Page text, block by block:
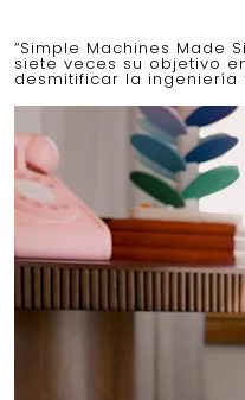
“Simple Machines Made
siete veces su objetivo
desmitificar la ingeniería